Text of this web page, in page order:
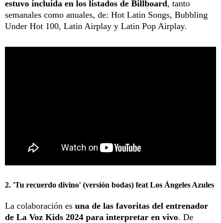
estuvo incluida en los listados de Billboard, tanto
semanales como anuales, de: Hot Latin Songs, Bubbling
Under Hot 100, Latin Airplay y Latin Pop Airplay.
2. 'Tu recuerdo divino' (versión bodas) feat Los Ángeles Azules
La colaboración es una de las favoritas del entrenador
de La Voz Kids 2024 para interpretar en vivo. De